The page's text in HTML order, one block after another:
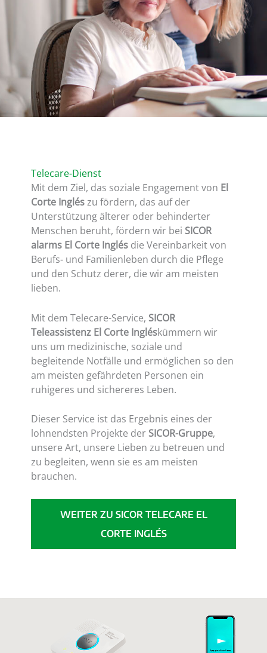
Telecare-Dienst
Mit dem Ziel, das soziale Engagement von El
Corte Inglészu fördern, das auf der
Unterstützung älterer oder behinderter
Menschen beruht, fördern wir bei SICOR
alarms El Corte Inglés die Vereinbarkeit von
Berufs- und Familienleben durch die Pflege
und den Schutz derer, die wir am meisten
lieben.
Mit dem Telecare-Service, SICOR
Teleassistenz El Corte Ingléskümmern wir
uns um medizinische, soziale und
begleitende Notfälle und ermöglichen so den
am meisten gefährdeten Personen ein
ruhigeres und sichereres Leben.
Dieser Service ist das Ergebnis eines der
lohnendsten Projekte der SICOR-Gruppe,
unsere Art, unsere Lieben zu betreuen und
zu begleiten, wenn sie es am meisten
brauchen.
WEITER ZU SICOR TELECARE EL
CORTE INGLÉS